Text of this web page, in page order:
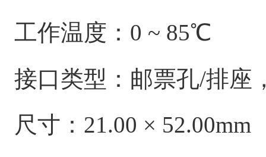
工作温度：0 ~ 85℃
接口类型：邮票孔/排座
尺寸：21.00 × 52.00mm